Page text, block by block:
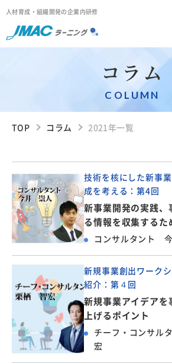
人材育成・組織開発の企業内研修
コラム
COLUMN
TOP コラム 2021年一覧
技術を核にした新事
成を考える：第4回
新事業開発の実践、
る情報を収集するた
コンサルタント
新規事業創出ワーク
紹介：第４回
新規事業アイデアを
上げるポイント
チーフ・コンサ
宏